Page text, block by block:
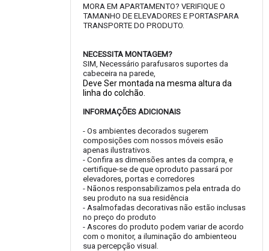
MORA EM APARTAMENTO? VERIFIQUE O
TAMANHO DE ELEVADORES E PORTASPARA
TRANSPORTE DO PRODUTO.
NECESSITA MONTAGEM?
SIM, Necessário parafusaros suportes da
cabeceira na parede,
Deve Ser montada na mesma altura da
linha do colchão.
INFORMAÇÕES ADICIONAIS
- Os ambientes decorados sugerem
composições com nossos móveis esão
apenas ilustrativos.
- Confira as dimensões antes da compra, e
certifique-se de que oproduto passará por
elevadores, portas e corredores
- Nãonos responsabilizamos pela entrada do
seu produto na sua residência
- Asalmofadas decorativas não estão inclusas
no preço do produto
- Ascores do produto podem variar de acordo
com o monitor, a iluminação do ambienteou
sua percepção visual.